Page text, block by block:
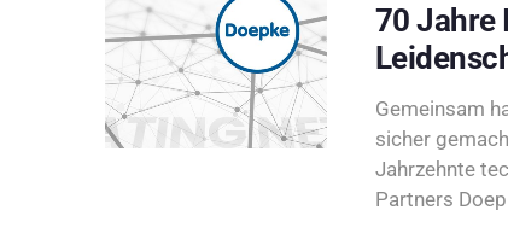
70 Jahre
Gemeinsam
sicher
Jahrzehnte
Partners